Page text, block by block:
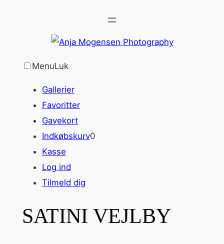
MenuLuk
Gallerier
Favoritter
Gavekort
Indkøbskurv0
Kasse
Log ind
Tilmeld dig
SATINI VEJLBY